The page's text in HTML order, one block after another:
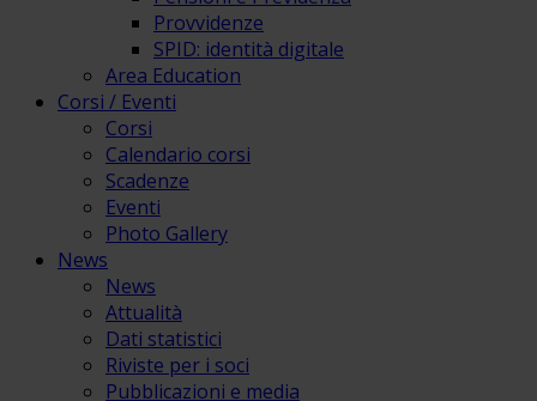
Provvidenze
SPID: identità digitale
Area Education
Corsi / Eventi
Corsi
Calendario corsi
Scadenze
Eventi
Photo Gallery
News
News
Attualità
Dati statistici
Riviste per i soci
Pubblicazioni e media